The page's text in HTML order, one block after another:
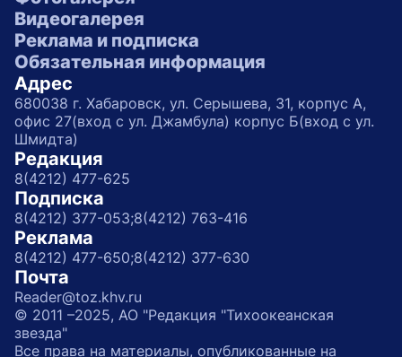
Видеогалерея
Реклама и подписка
Обязательная информация
Адрес
680038 г. Хабаровск, ул. Серышева, 31, корпус А,
офис 27(вход с ул. Джамбула) корпус Б(вход с ул.
Шмидта)
Редакция
8(4212) 477-625
Подписка
8(4212) 377-053;8(4212) 763-416
Реклама
8(4212) 477-650;8(4212) 377-630
Почта
Reader@toz.khv.ru
© 2011 –2025, АО "Редакция "Тихоокеанская
звезда"
Все права на материалы, опубликованные на